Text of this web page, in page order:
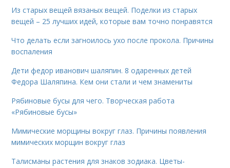
Из старых вещей вязаных вещей. Поделки из старых
вещей – 25 лучших идей, которые вам точно понравятся
Что делать если загноилось ухо после прокола. Причины
воспаления
Дети федор иванович шаляпин. 8 одаренных детей
Федора Шаляпина. Кем они стали и чем знамениты
Рябиновые бусы для чего. Творческая работа
«Рябиновые бусы»
Мимические морщины вокруг глаз. Причины появления
мимических морщин вокруг глаз
Талисманы растения для знаков зодиака. Цветы-